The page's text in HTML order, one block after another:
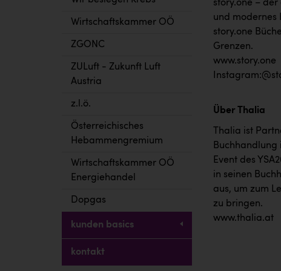
Wirtschaftskammer OÖ
ZGONC
ZULuft - Zukunft Luft
Austria
z.l.ö.
Österreichisches
Hebammengremium
Wirtschaftskammer OÖ
Energiehandel
Dopgas
kunden basics
kontakt
story.one –
und modernes
story.one
Grenzen.
www.story.one
Über Thalia
Thalia ist
Event des
in seinen
aus, um zum
zu bringen.
www.thalia.at